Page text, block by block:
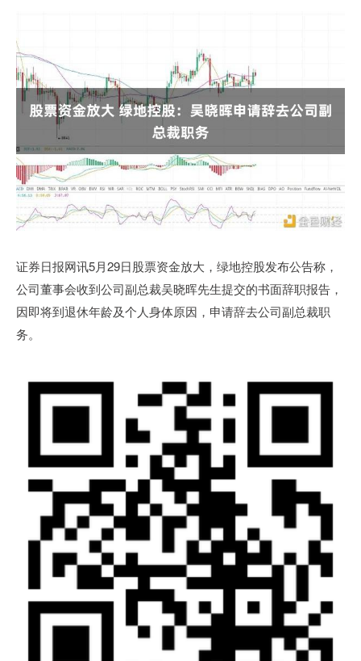
证券日报网讯5月29日股票资金放大，绿地控股发布公告称，
公司董事会收到公司副总裁吴晓晖先生提交的书面辞职报告，
因即将到退休年龄及个人身体原因，申请辞去公司副总裁职
务。